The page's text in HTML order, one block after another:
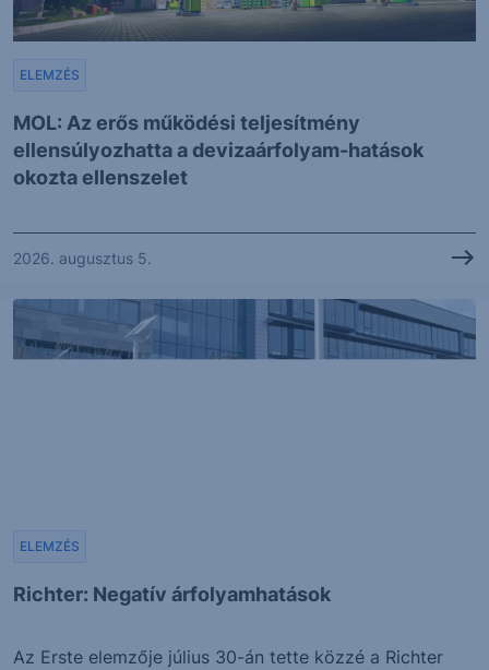
MOL: Az erős működési teljesítmény
ellensúlyozhatta a devizaárfolyam-hatások
okozta ellenszelet
ELEMZÉS
2026. augusztus 5.
Richter: Negatív árfolyamhatások
ELEMZÉS
Az Erste elemzője július 30-án tette közzé a Richter